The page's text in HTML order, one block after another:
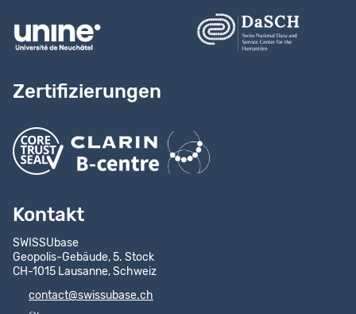
Zertifizierungen
Kontakt
SWISSUbase
Geopolis-Gebäude, 5. Stock
CH-1015 Lausanne, Schweiz
contact@swissubase.ch